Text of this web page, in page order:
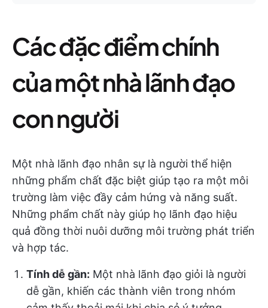
Các đặc điểm chính
của một nhà lãnh đạo
con người
Một nhà lãnh đạo nhân sự là người thể hiện
những phẩm chất đặc biệt giúp tạo ra một môi
trường làm việc đầy cảm hứng và năng suất.
Những phẩm chất này giúp họ lãnh đạo hiệu
quả đồng thời nuôi dưỡng môi trường phát triển
và hợp tác.
Tính dễ gần: Một nhà lãnh đạo giỏi là người
dễ gần, khiến các thành viên trong nhóm